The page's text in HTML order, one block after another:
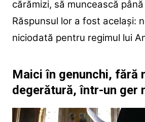
cărămizi, să muncească
Răspunsul lor a fost același:
niciodată pentru regimul lui
Maici în genunchi, fără
degerătură, într-un ger